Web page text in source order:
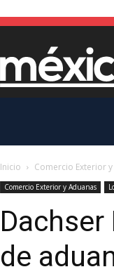
Inicio Comercio Exterior
Comercio Exterior y Aduanas
de